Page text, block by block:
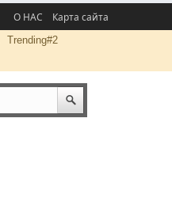
О НАС Карта сайта
Trending#2